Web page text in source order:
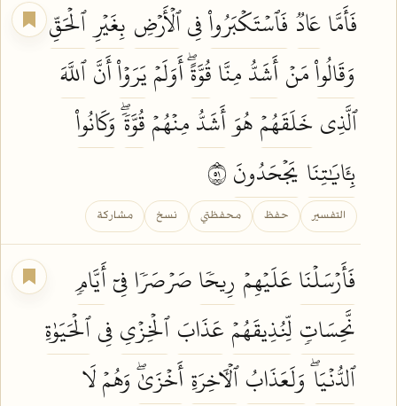
فَأَمَّاعَادٞ فَٱسۡتَكۡبَرُواْفِيٱلۡأَرۡضِ بِغَيۡرِٱلۡحَقِّ
وَقَالُواْمَنۡأَشَدُّمِنَّاقُوَّةًۖأَوَلَمۡيَرَوۡاْأَنَّٱللَّهَ
ٱلَّذِيخَلَقَهُمۡهُوَأَشَدُّمِنۡهُمۡقُوَّةٗۖ وَكَانُواْ
بِـَٔايَٰتِنَا يَجۡحَدُونَ
التفسير حفظ محفظتي نسخ مشاركة
فَأَرۡسَلۡنَاعَلَيۡهِمۡ رِيحٗاصَرۡصَرٗا فِيٓأَيَّامٖ
نَّحِسَاتٖ لِّنُذِيقَهُمۡعَذَابَ ٱلۡخِزۡيِفِيٱلۡحَيَوٰةِ
ٱلدُّنۡيَاۖ وَلَعَذَابُٱلۡأٓخِرَةِأَخۡزَىٰۖوَهُمۡ لَا